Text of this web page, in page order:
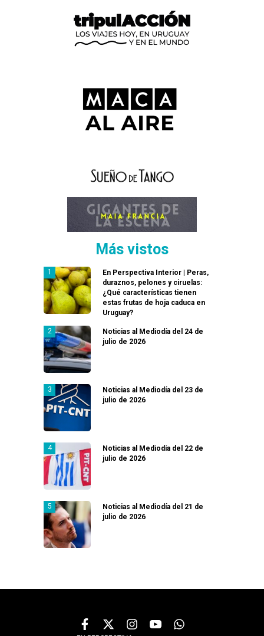
Más vistos
En Perspectiva Interior | Peras,
duraznos, pelones y ciruelas:
¿Qué características tienen
estas frutas de hoja caduca en
Uruguay?
Noticias al Mediodía del 24 de
julio de 2026
Noticias al Mediodía del 23 de
julio de 2026
Noticias al Mediodía del 22 de
julio de 2026
Noticias al Mediodía del 21 de
julio de 2026